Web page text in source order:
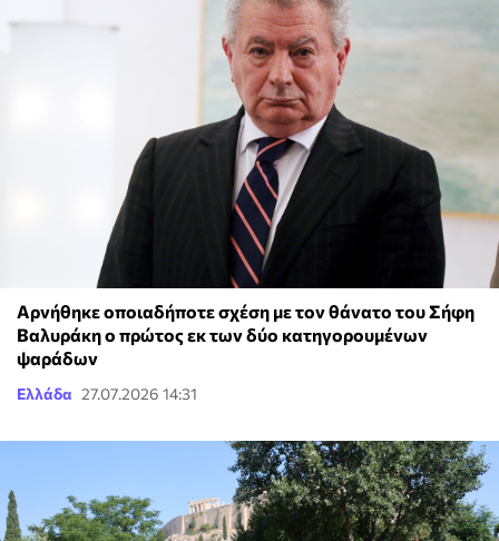
Αρνήθηκε οποιαδήποτε σχέση με τον θάνατο του Σήφη
Βαλυράκη ο πρώτος εκ των δύο κατηγορουμένων
ψαράδων
Ελλάδα 27.07.2026 14:31